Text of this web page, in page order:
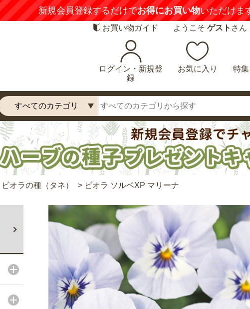
新規会員登録するだけでお得にお買い物いただけま
お買い物ガイド ようこそ ゲスト さん
ログイン・新規登
録
お気に入り
特
オラの種（タネ） > ビオラ ソルベXP マリーナ